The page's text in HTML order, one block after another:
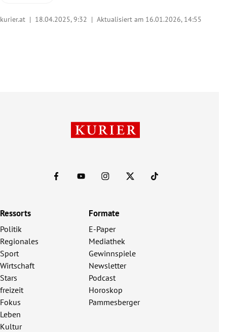
kurier.at | 18.04.2025, 9:32 | Aktualisiert am 16.01.2026, 14:55
Ressorts
Politik
Regionales
Sport
Wirtschaft
Stars
freizeit
Fokus
Leben
Kultur
Formate
E-Paper
Mediathek
Gewinnspiele
Newsletter
Podcast
Horoskop
Pammesberger